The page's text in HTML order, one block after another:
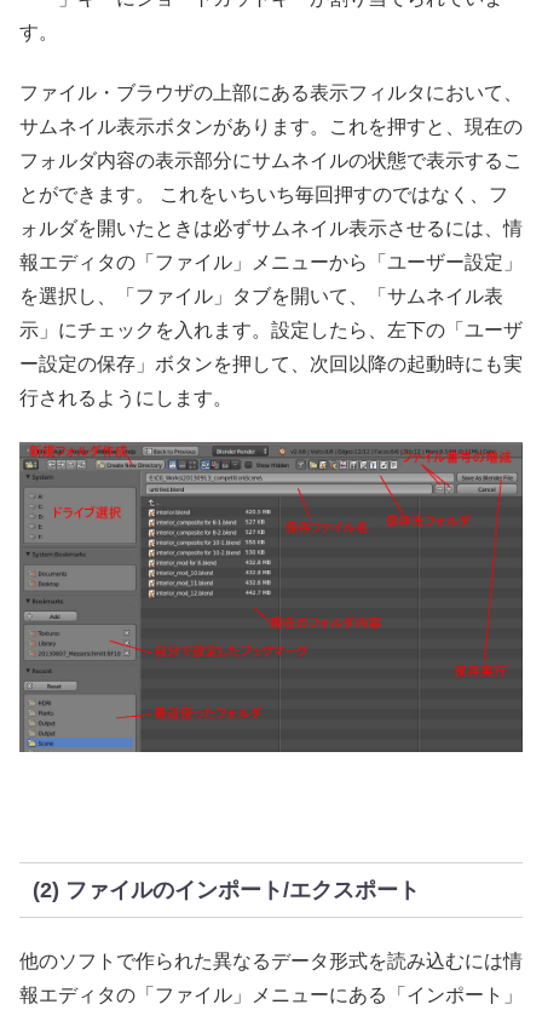
す。
ファイル・ブラウザの上部にある表示フィルタにおいて、
サムネイル表示ボタンがあります。これを押すと、現在の
フォルダ内容の表示部分にサムネイルの状態で表示するこ
とができます。 これをいちいち毎回押すのではなく、フ
ォルダを開いたときは必ずサムネイル表示させるには、情
報エディタの「ファイル」メニューから「ユーザー設定」
を選択し、「ファイル」タブを開いて、「サムネイル表
示」にチェックを入れます。設定したら、左下の「ユーザ
ー設定の保存」ボタンを押して、次回以降の起動時にも実
行されるようにします。
(2) ファイルのインポート/エクスポート
他のソフトで作られた異なるデータ形式を読み込むには情
報エディタの「ファイル」メニューにある「インポート」